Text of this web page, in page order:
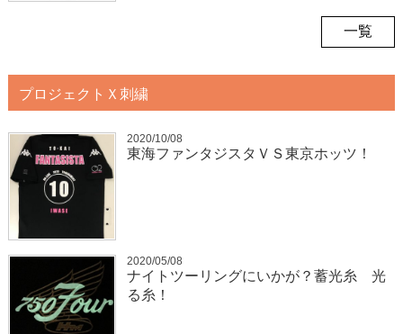
一覧
プロジェクトＸ刺繍
2020/10/08
東海ファンタジスタＶＳ東京ホッツ！
2020/05/08
ナイトツーリングにいかが？蓄光糸 光
る糸！